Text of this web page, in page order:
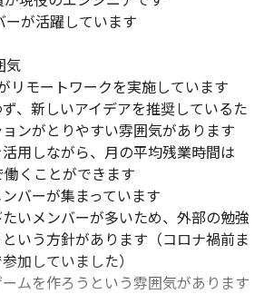
て経験を積むことができます。
ーが活躍しています
気
リモートワークを実施しています
、新しいアイデアを推奨しているた
ンがとりやすい雰囲気があります
用しながら、月の平均残業時間は
くことができます
バーが集まっています
いメンバーが多いため、外部の勉強
いう方針があります（コロナ禍前ま
加していました）
ムを作ろうという雰囲気があります